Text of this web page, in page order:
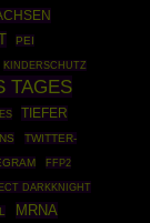
PEI
KINDERSCHUTZ
TAGES
TIEFER
TWITTER-
FFP2
DARKKNIGHT
MRNA